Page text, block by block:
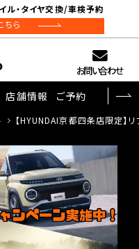
ル・タイヤ交換/車検予約
ちら
お問い合わせ
店舗情報 ご予約
【HYUNDAI京都四条店限定】